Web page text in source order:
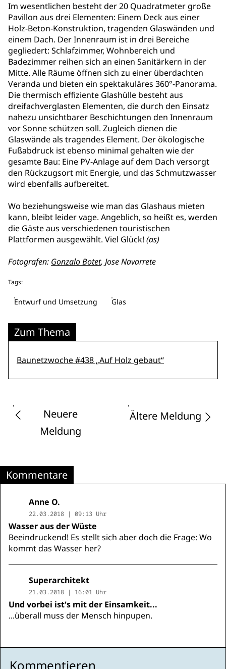
Im wesentlichen besteht der 20 Quadratmeter große
Pavillon aus drei Elementen: Einem Deck aus einer
Holz-Beton-Konstruktion, tragenden Glaswänden und
einem Dach. Der Innenraum ist in drei Bereiche
gegliedert: Schlafzimmer, Wohnbereich und
Badezimmer reihen sich an einen Sanitärkern in der
Mitte. Alle Räume öffnen sich zu einer überdachten
Veranda und bieten ein spektakuläres 360°-Panorama.
Die thermisch effiziente Glashülle besteht aus
dreifachverglasten Elementen, die durch den Einsatz
nahezu unsichtbarer Beschichtungen den Innenraum
vor Sonne schützen soll. Zugleich dienen die
Glaswände als tragendes Element. Der ökologische
Fußabdruck ist ebenso minimal gehalten wie der
gesamte Bau: Eine PV-Anlage auf dem Dach versorgt
den Rückzugsort mit Energie, und das Schmutzwasser
wird ebenfalls aufbereitet.
Wo beziehungsweise wie man das Glashaus mieten
kann, bleibt leider vage. Angeblich, so heißt es, werden
die Gäste aus verschiedenen touristischen
Plattformen ausgewählt. Viel Glück! (as)
Fotografen: Gonzalo Botet, Jose Navarrete
Tags:
Entwurf und Umsetzung Glas
Zum Thema
Baunetzwoche #438 „Auf Holz gebaut“
Neuere
Meldung
Ältere Meldung
Kommentare
Anne O.
22.03.2018 | 09:13 Uhr
Wasser aus der Wüste
Beeindruckend! Es stellt sich aber doch die Frage: Wo
kommt das Wasser her?
Superarchitekt
21.03.2018 | 16:01 Uhr
Und vorbei ist's mit der Einsamkeit...
...überall muss der Mensch hinpupen.
Kommentieren